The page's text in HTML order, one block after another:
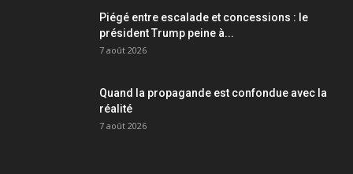
Piégé entre escalade et concessions : le
président Trump peine à...
7 août 2026
Quand la propagande est confondue avec la
réalité
7 août 2026